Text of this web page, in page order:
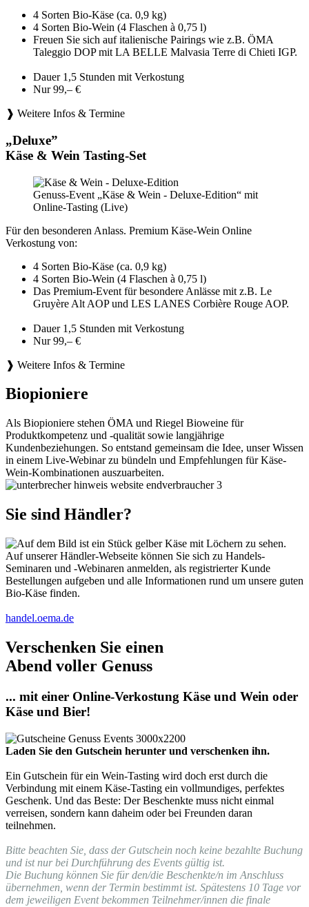
4 Sorten Bio-Käse (ca. 0,9 kg)
4 Sorten Bio-Wein (4 Flaschen à 0,75 l)
Freuen Sie sich auf italienische Pairings wie z.B. ÖMA
Taleggio DOP mit LA BELLE Malvasia Terre di Chieti IGP.
Dauer 1,5 Stunden mit Verkostung
Nur 99,– €
❱ Weitere Infos & Termine
„Deluxe”
Käse & Wein Tasting-Set
Genuss-Event „Käse & Wein - Deluxe-Edition“ mit
Online-Tasting (Live)
Für den besonderen Anlass. Premium Käse-Wein Online
Verkostung von:
4 Sorten Bio-Käse (ca. 0,9 kg)
4 Sorten Bio-Wein (4 Flaschen à 0,75 l)
Das Premium-Event für besondere Anlässe mit z.B. Le
Gruyère Alt AOP und LES LANES Corbière Rouge AOP.
Dauer 1,5 Stunden mit Verkostung
Nur 99,– €
❱ Weitere Infos & Termine
Biopioniere
Als Biopioniere stehen ÖMA und Riegel Bioweine für
Produktkompetenz und -qualität sowie langjährige
Kundenbeziehungen. So entstand gemeinsam die Idee, unser Wissen
in einem Live-Webinar zu bündeln und Empfehlungen für Käse-
Wein-Kombinationen auszuarbeiten.
Sie sind Händler?
Auf unserer Händler-Webseite können Sie sich zu Handels-
Seminaren und -Webinaren anmelden, als registrierter Kunde
Bestellungen aufgeben und alle Informationen rund um unsere guten
Bio-Käse finden.
handel.oema.de
Verschenken Sie einen
Abend voller Genuss
... mit einer Online-Verkostung Käse und Wein oder
Käse und Bier!
Laden Sie den Gutschein herunter und verschenken ihn.
Ein Gutschein für ein Wein-Tasting wird doch erst durch die
Verbindung mit einem Käse-Tasting ein vollmundiges, perfektes
Geschenk. Und das Beste: Der Beschenkte muss nicht einmal
verreisen, sondern kann daheim oder bei Freunden daran
teilnehmen.
Bitte beachten Sie, dass der Gutschein noch keine bezahlte Buchung
und ist nur bei Durchführung des Events gültig ist.
Die Buchung können Sie für den/die Beschenkte/n im Anschluss
übernehmen, wenn der Termin bestimmt ist. Spätestens 10 Tage vor
dem jeweiligen Event bekommen Teilnehmer/innen die finale